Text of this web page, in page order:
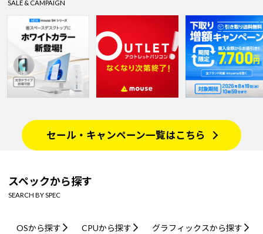
SALE & CAMPAIGN
セール・キャンペーン一覧はこちら
スペックから探す
SEARCH BY SPEC
OSから探す CPUから探す グラフィックスから探す